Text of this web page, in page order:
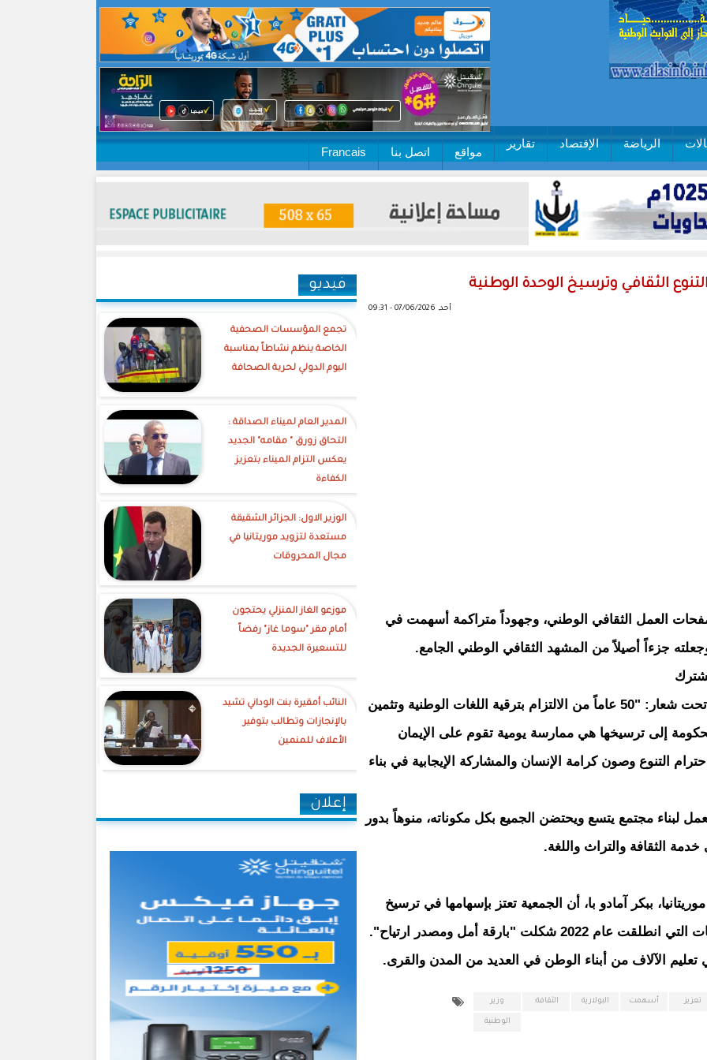
الرياضة الإقتصاد تقارير
مواقع اتصل بنا Francais
الثقافي وترسيخ الوحدة الوطنية
أحد, 07/06/2026 - 09:31
العمل الثقافي الوطني، وجهوداً متراكمة أسهمت في
جزءاً أصيلاً من المشهد الثقافي الوطني الجامع.
وأشار ولد مدو، في كلمته خلال الحفل المنظم تحت شعار: "50 عاماً من الالتزام بترقية اللغات الوطنية وتثمين
إلى ترسيخها هي ممارسة يومية تقوم على الإيمان
التنوع وصون كرامة الإنسان والمشاركة الإيجابية في بناء
لبناء مجتمع يتسع ويحتضن الجميع بكل مكوناته، منوهاً بدور
الثقافة والتراث واللغة.
ببكر آمادو با، أن الجمعية تعتز بإسهامها في ترسيخ
"بارقة أمل ومصدر ارتياح".
الآلاف من أبناء الوطن في العديد من المدن والقرى.
وزير الثقافة: البولارية أسهمت تعزيز
الوطنية
فيديو
تجمع المؤسسات الصحفية
الخاصة ينظم نشاطاً بمناسبة
اليوم الدولي لحرية الصحافة
‎المدير العام لميناء الصداقة :
التحاق زورق " مقامه" الجديد
يعكس التزام الميناء بتعزيز
الكفاءة
الوزير الاول: الجزائر الشقيقة
مستعدة لتزويد موريتانيا في
مجال المحروقات
موزعو الغاز المنزلي يحتجون
أمام مقر "سوما غاز" رفضاً
للتسعيرة الجديدة
النائب أمقيرة بنت الوداني تشيد
بالإنجازات وتطالب بتوفير
الأعلاف للمنمين
إعلان